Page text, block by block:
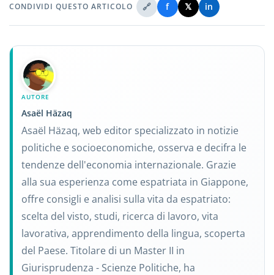
CONDIVIDI QUESTO ARTICOLO 🔗 f 𝕏 in
AUTORE
Asaël Häzaq
Asaël Häzaq, web editor specializzato in notizie
politiche e socioeconomiche, osserva e decifra le
tendenze dell'economia internazionale. Grazie
alla sua esperienza come espatriata in Giappone,
offre consigli e analisi sulla vita da espatriato:
scelta del visto, studi, ricerca di lavoro, vita
lavorativa, apprendimento della lingua, scoperta
del Paese. Titolare di un Master II in
Giurisprudenza - Scienze Politiche, ha